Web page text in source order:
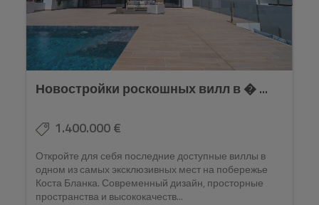
Новостройки роскошных вилл в � ...
1.400.000 €
Откройте для себя последние доступные виллы в
одном из самых эксклюзивных мест на побережье
Коста Бланка. Современный дизайн, просторные
пространства и высококачеств...